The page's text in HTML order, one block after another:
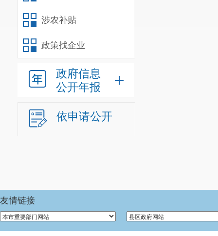
涉农补贴
政策找企业
政府信息
公开年报
依申请公开
友情链接